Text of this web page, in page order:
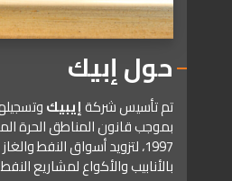
حول إبيك
تم تأسيس شركةإيبيك
1997، لتزويد أسواق النفط
بالأنابيب والأكواع لمشاريع